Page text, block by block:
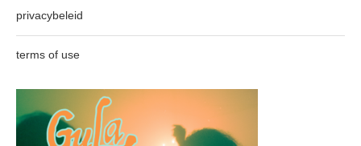
privacybeleid
terms of use